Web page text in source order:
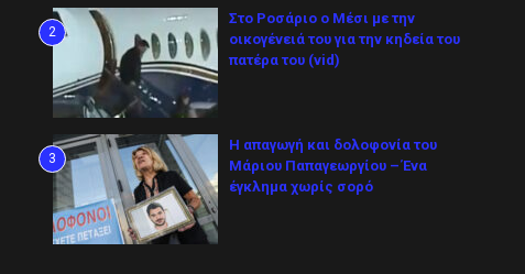
2
Στο Ροσάριο ο Μέσι με την
οικογένειά του για την κηδεία του
πατέρα του (vid)
3
Η απαγωγή και δολοφονία του
Μάριου Παπαγεωργίου – Ένα
έγκλημα χωρίς σορό